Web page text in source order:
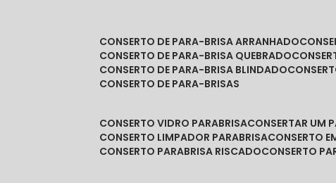
CONSERTO DE PARA-BRISA ARRANHADO
CONSERTO DE PARA-BRISA QUEBRADO
CONSERTO DE PARA-BRISA BLINDADO
CONSERTO DE PARA-BRISAS
CONSERTO VIDRO PARABRISA CONSERTAR UM
CONSERTO LIMPADOR PARABRISA CONSERTO
CONSERTO PARABRISA RISCADO
CONSERTO